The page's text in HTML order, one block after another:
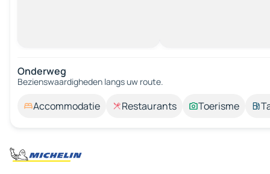
Onderweg
Bezienswaardigheden langs uw route.
Accommodatie Restaurants Toerisme